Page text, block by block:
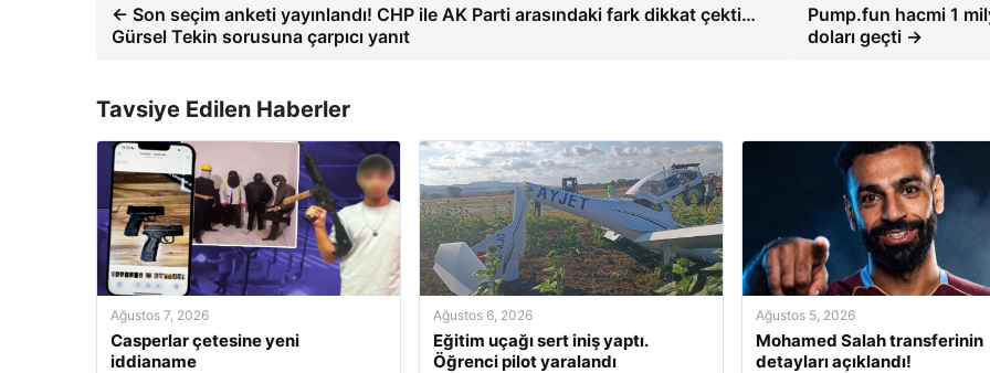
← Son seçim anketi yayınlandı! CHP ile AK Parti arasındaki fark dikkat çekti…
Gürsel Tekin sorusuna çarpıcı yanıt
Pump.fun hacmi 1
doları geçti →
Tavsiye Edilen Haberler
Ağustos 7, 2026
Casperlar çetesine yeni
iddianame
Ağustos 6, 2026
Eğitim uçağı sert iniş yaptı.
Öğrenci pilot yaralandı
Ağustos 5, 2026
Mohamed Salah transferinin
detayları açıklandı!